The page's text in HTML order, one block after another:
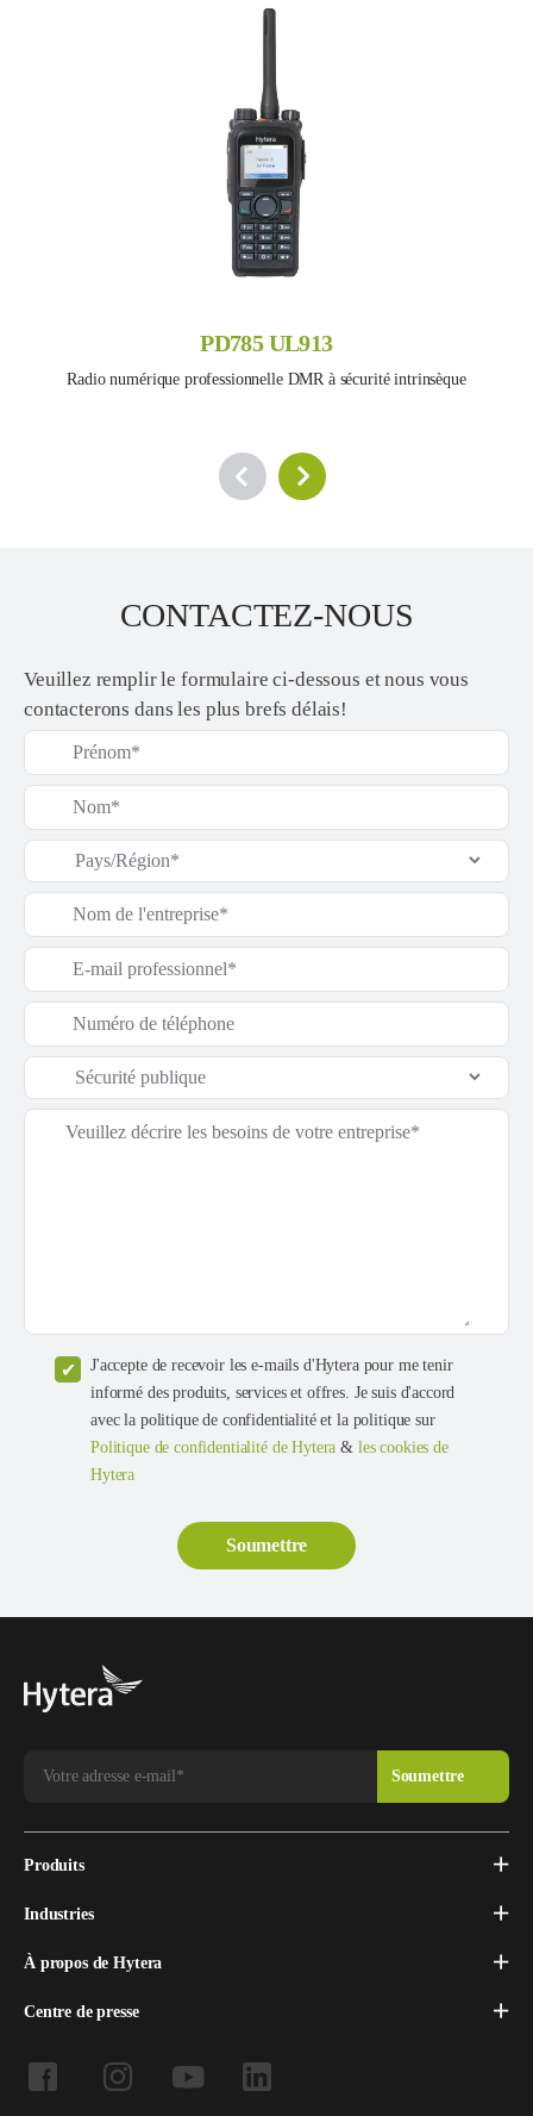
PD785 UL913
Radio numérique professionnelle DMR à sécurité intrinsèque
CONTACTEZ-NOUS
Veuillez remplir le formulaire ci-dessous et nous vous
contacterons dans les plus brefs délais!
J'accepte de recevoir les e-mails d'Hytera pour me tenir
informé des produits, services et offres. Je suis d'accord
avec la politique de confidentialité et la politique sur
Politique de confidentialité de Hytera & les cookies de
Hytera
Produits
Industries
À propos de Hytera
Centre de presse